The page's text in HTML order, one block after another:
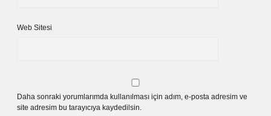
Web Sitesi
Daha sonraki yorumlarımda kullanılması için adım, e-posta adresim ve
site adresim bu tarayıcıya kaydedilsin.